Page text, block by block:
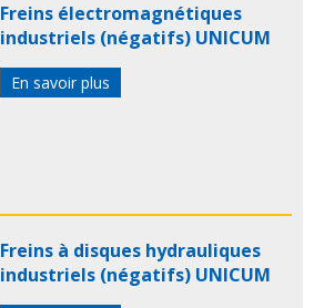
Freins électromagnétiques
industriels (négatifs) UNICUM
En savoir plus
Freins à disques hydrauliques
industriels (négatifs) UNICUM